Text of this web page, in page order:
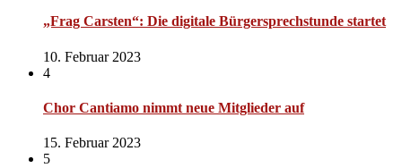
„Frag Carsten“: Die digitale Bürgersprechstunde startet
10. Februar 2023
4
Chor Cantiamo nimmt neue Mitglieder auf
15. Februar 2023
5